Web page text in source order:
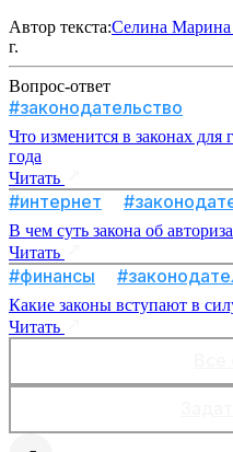
Автор текста:Селина
г.
Вопрос-ответ
#законодательство
Что изменится в законах для
года
Читать
#интернет
В чем суть закона об
Читать
#финансы
Какие законы вступают в
Читать